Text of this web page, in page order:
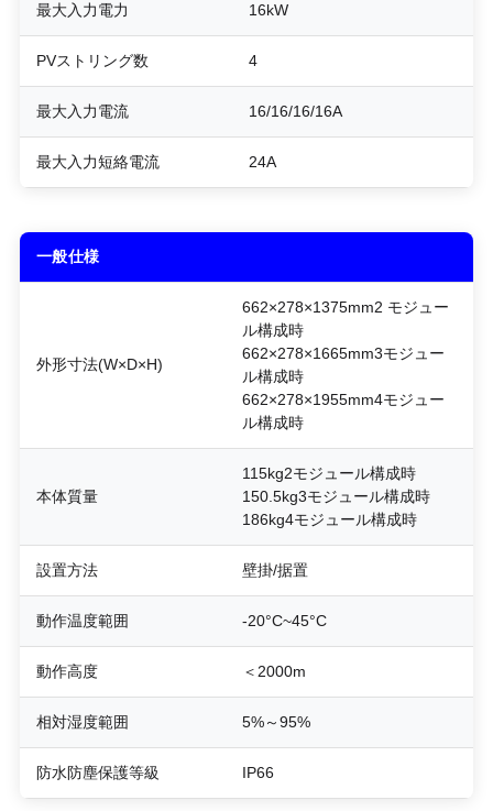
最大入力電力 16kW
PVストリング数 4
最大入力電流 16/16/16/16A
最大入力短絡電流 24A
一般仕様
外形寸法(W×D×H)
662×278×1375mm2 モジュー
ル構成時
662×278×1665mm3モジュー
ル構成時
662×278×1955mm4モジュー
ル構成時
本体質量
115kg2モジュール構成時
150.5kg3モジュール構成時
186kg4モジュール構成時
設置方法 壁掛/据置
動作温度範囲 -20°C~45°C
動作高度 ＜2000m
相対湿度範囲 5%～95%
防水防塵保護等級 IP66